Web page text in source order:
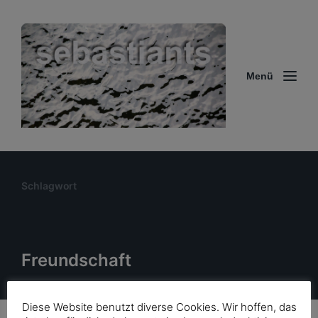
Menü
Schlagwort
Freundschaft
Diese Website benutzt diverse Cookies. Wir hoffen, das